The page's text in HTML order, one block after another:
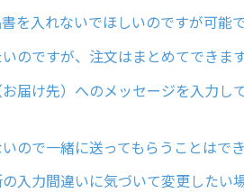
を入れないでほしいのですが可能
のですが、注文はまとめてできま
届け先）へのメッセージを入力し
ので一緒に送ってもらうことはで
入力間違いに気づいて変更したい